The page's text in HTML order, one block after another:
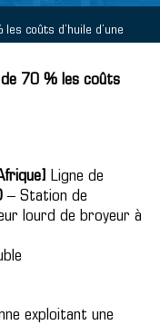
coûts d’huile d’une
70 % les coûts
Ligne de
– Station de
lourd de broyeur à
exploitant une